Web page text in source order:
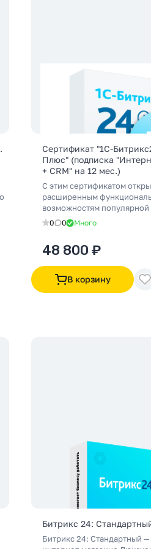
Сертификат "1С-
Плюс" (подписка
+ CRM" на 12 мес.)
С этим сертификатом
расширенным
возможностям
для создания и управления
магазином и встроенной
клиентами. Благодаря
эффективно управлять
бизнесом,
продаж, увеличивать
0 0 Много
48 800 ₽
В корзину
Битрикс 24:
Битрикс 24: Стандартный —